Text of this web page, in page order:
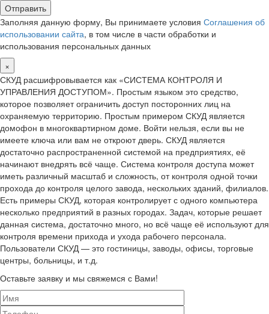
Заполняя данную форму, Вы принимаете условия Соглашения об
использовании сайта, в том числе в части обработки и
использования персональных данных
×
СКУД расшифровывается как «СИСТЕМА КОНТРОЛЯ И
УПРАВЛЕНИЯ ДОСТУПОМ». Простым языком это средство,
которое позволяет ограничить доступ посторонних лиц на
охраняемую территорию. Простым примером СКУД является
домофон в многоквартирном доме. Войти нельзя, если вы не
имеете ключа или вам не откроют дверь. СКУД является
достаточно распространенной системой на предприятиях, её
начинают внедрять всё чаще. Система контроля доступа может
иметь различный масштаб и сложность, от контроля одной точки
прохода до контроля целого завода, нескольких зданий, филиалов.
Есть примеры СКУД, которая контролирует с одного компьютера
несколько предприятий в разных городах. Задач, которые решает
данная система, достаточно много, но всё чаще её используют для
контроля времени прихода и ухода рабочего персонала.
Пользователи СКУД — это гостиницы, заводы, офисы, торговые
центры, больницы, и т.д.
Оставьте заявку и мы свяжемся с Вами!